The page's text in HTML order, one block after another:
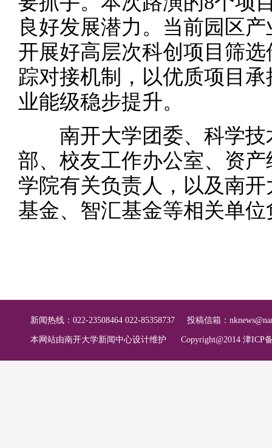
良好发展潜力。当前园区
开展好高层次科创项目筛
踪对接机制，以优质项目
业能级稳步提升。
南开大学团委、科学技
部、校友工作办公室、资
学院有关负责人，以及南
基金、智汇基金等相关单
新闻热线：022-23508464 022-85358737 投稿信箱：
本网站由南开大学新闻中心设计维护 Copyright@2014 津ICP